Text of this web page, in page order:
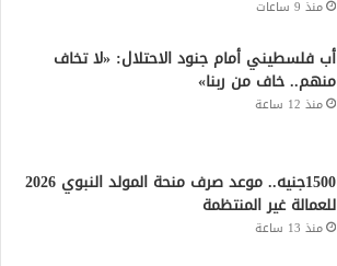
منذ 9 ساعات
أب فلسطيني أمام جنود الاحتلال: «لا تخاف
منهم.. خاف من ربنا»
منذ 12 ساعة
1500جنيه.. موعد صرف منحة المولد النبوي 2026
للعمالة غير المنتظمة
منذ 13 ساعة